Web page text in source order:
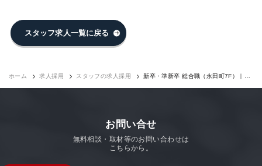
スタッフ求人一覧に戻る
ホーム 求人採用 スタッフの求人採用
新卒・準新卒 総合職（永田町7F）｜求
お問い合せ
無料相談・取材等のお問い合わせは
こちらから。